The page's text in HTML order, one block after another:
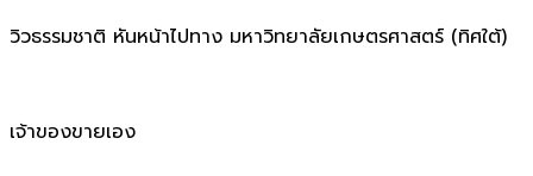
วิวธรรมชาติ หันหน้าไปทาง มหาวิทยาลัยเกษตรศาสตร์ (ทิศใต้)
เจ้าของขายเอง